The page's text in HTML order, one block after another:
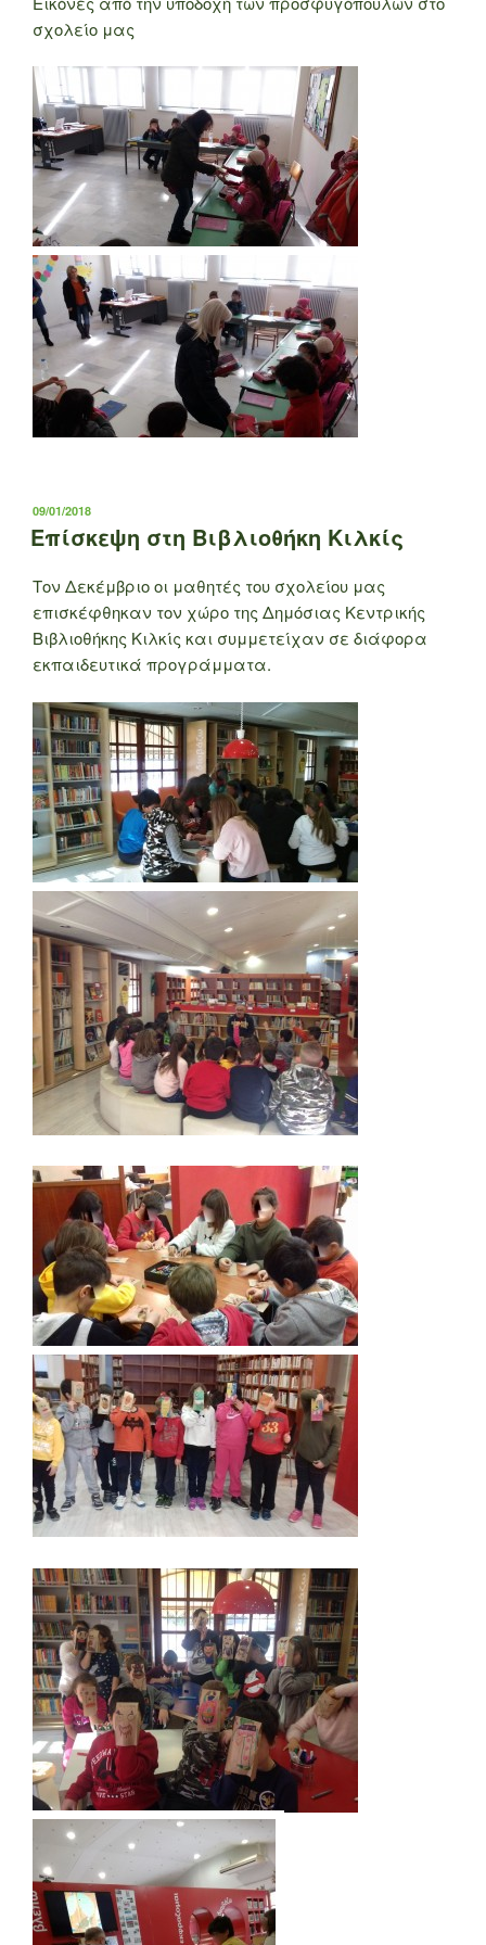
σχολείο μας
ΔΗΜΟΣΙΕΎΤΗΚΕ
ΣΤΙΣ
09/01/2018
Επίσκεψη στη Βιβλιοθήκη Κιλκίς
Τον Δεκέμβριο οι μαθητές του σχολείου μας
επισκέφθηκαν τον χώρο της Δημόσιας Κεντρικής
Βιβλιοθήκης Κιλκίς και συμμετείχαν σε διάφορα
εκπαιδευτικά προγράμματα.